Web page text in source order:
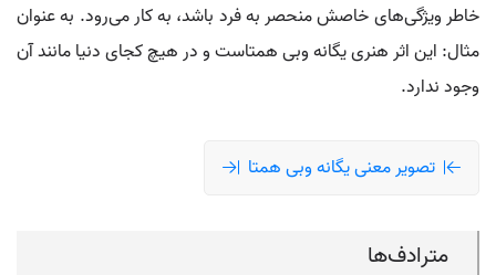
خاطر ویژگی‌های خاصش منحصر به فرد باشد، به کار می‌رود. به عنوان
مثال: این اثر هنری یگانه وبی همتاست و در هیچ کجای دنیا مانند آن
وجود ندارد.
تصویر معنی یگانه وبی همتا
مترادف‌ها